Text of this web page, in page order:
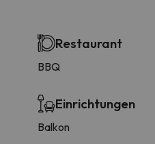
Restaurant
BBQ
Einrichtungen
Balkon